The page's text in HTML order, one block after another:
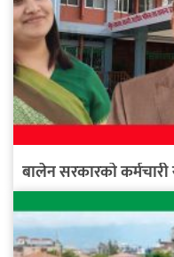
बालेन सरकारको